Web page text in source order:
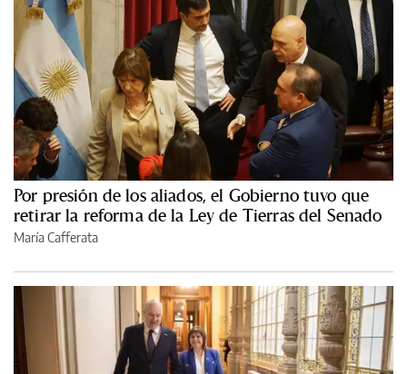
Por presión de los aliados, el Gobierno tuvo que
retirar la reforma de la Ley de Tierras del Senado
María Cafferata